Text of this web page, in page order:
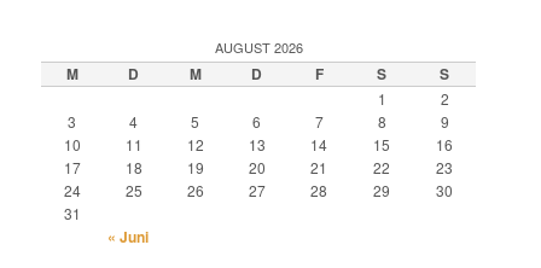
AUGUST 2026
M D M D F S S
1
2
3
4 5 6 7 8
9
10
11 12 13 14 15
16
17
18 19 20 21 22
23
24
25 26 27 28 29
30
31
« Juni